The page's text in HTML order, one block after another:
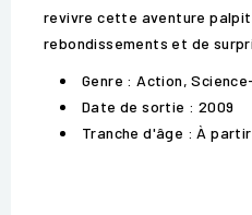
revivre cette aventure
rebondissements et de
Genre : Action,
Date de sortie : 2009
Tranche d'âge : À partir